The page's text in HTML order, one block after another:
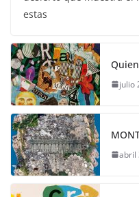
estas
julio
abril